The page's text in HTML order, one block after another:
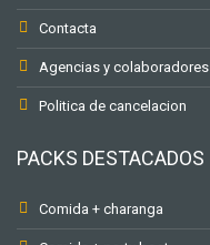
Contacta
Agencias y colaboradores
Politica de cancelacion
PACKS DESTACADOS
Comida + charanga